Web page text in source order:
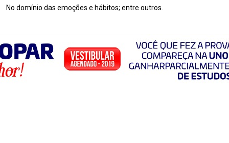
No domínio das emoções e hábitos; entre outros.